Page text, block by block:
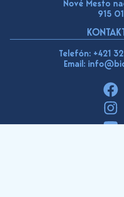
Nové Mesto
915 01
Telefón: +421
Email: